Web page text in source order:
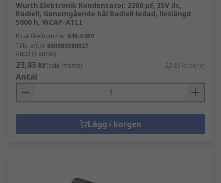
Wurth Elektronik Kondensator, 2200 μF, 35V dc,
Radiell, Genomgående hål Radiell ledad, livslängd
5000 h, WCAP-ATLI
RS-artikelnummer 840-0489
Tillv. art.nr 860080580027
Antal (1 enhet)
23,83 kr(exkl. moms) 23,83 kr/enhet
Antal
Lägg i korgen